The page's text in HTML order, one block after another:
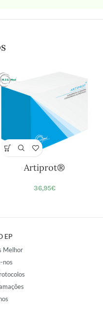
Artiprot®
36,95€
EP
Melhor
nos